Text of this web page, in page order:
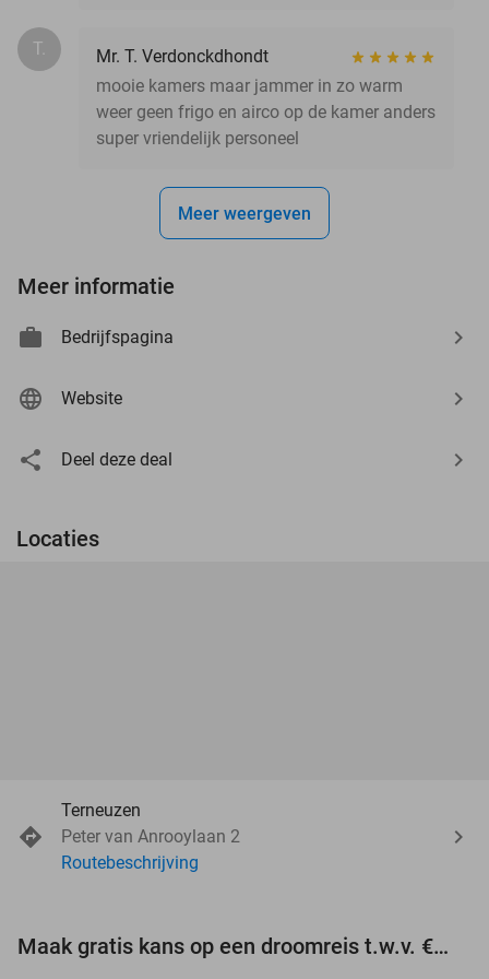
T.
Mr. T. Verdonckdhondt
mooie kamers maar jammer in zo warm
weer geen frigo en airco op de kamer anders
super vriendelijk personeel
Meer weergeven
Meer informatie
Bedrijfspagina
Website
Deel deze deal
Locaties
Terneuzen
Peter van Anrooylaan 2
Routebeschrijving
Maak gratis kans op een droomreis t.w.v. €3.000!